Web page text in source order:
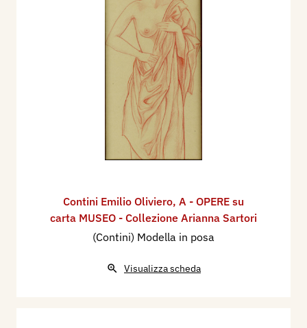
Contini Emilio Oliviero, A - OPERE su
carta MUSEO - Collezione Arianna Sartori
(Contini) Modella in posa
Visualizza scheda